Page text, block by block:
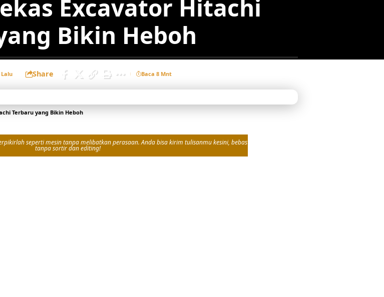
Excavator Hitachi
Bikin Heboh
Lalu Share Baca 8 Mnt
Terbaru yang Bikin Heboh
seperti mesin tanpa melibatkan perasaan. Anda bisa kirim tulisanmu kesini, bebas
tanpa sortir dan editing!